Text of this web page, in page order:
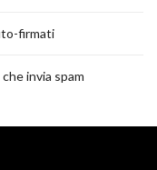
firmati
invia spam